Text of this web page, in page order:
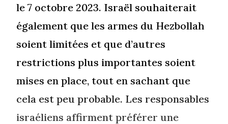
le 7 octobre 2023. Israël souhaiterait
également que les armes du Hezbollah
soient limitées et que d’autres
restrictions plus importantes soient
mises en place, tout en sachant que
cela est peu probable. Les responsables
israéliens affirment préférer une